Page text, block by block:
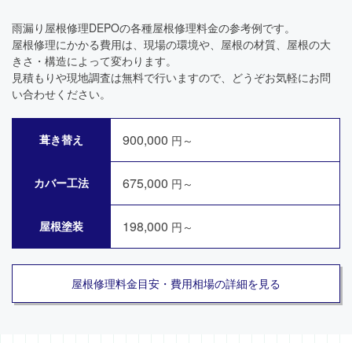
雨漏り屋根修理DEPOの各種屋根修理料金の参考例です。
屋根修理にかかる費用は、現場の環境や、屋根の材質、屋根の大
きさ・構造によって変わります。
見積もりや現地調査は無料で行いますので、どうぞお気軽にお問
い合わせください。
葺き替え 900,000 円～
カバー工法 675,000 円～
屋根塗装 198,000 円～
屋根修理料金目安・費用相場の詳細を見る